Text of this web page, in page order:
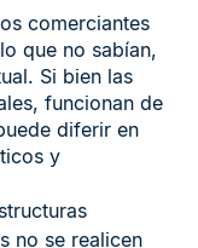
comerciantes
que no sabían,
Si bien las
funcionan de
diferir en
y
no se realicen